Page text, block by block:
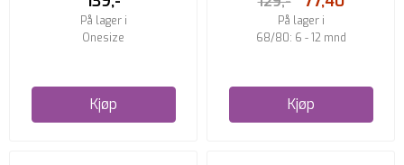
På lager i
Onesize
Kjøp
På lager i
68/80: 6 - 12 mnd
Kjøp